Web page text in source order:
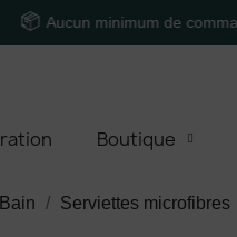
minimum de commande
Boutique
Bain Serviettes microfibres